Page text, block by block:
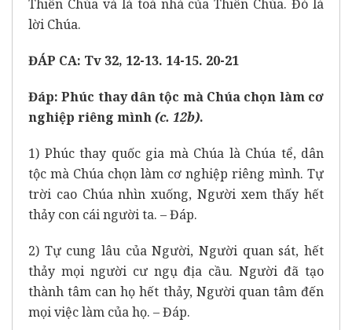
Thiên Chúa và là toà nhà của Thiên Chúa. Đó là
lời Chúa.
ĐÁP CA: Tv 32, 12-13. 14-15. 20-21
Đáp: Phúc thay dân tộc mà Chúa chọn làm cơ
nghiệp riêng mình(c. 12b).
1) Phúc thay quốc gia mà Chúa là Chúa tể, dân
tộc mà Chúa chọn làm cơ nghiệp riêng mình. Tự
trời cao Chúa nhìn xuống, Người xem thấy hết
thảy con cái người ta. – Đáp.
2) Tự cung lâu của Người, Người quan sát, hết
thảy mọi người cư ngụ địa cầu. Người đã tạo
thành tâm can họ hết thảy, Người quan tâm đến
mọi việc làm của họ. – Đáp.